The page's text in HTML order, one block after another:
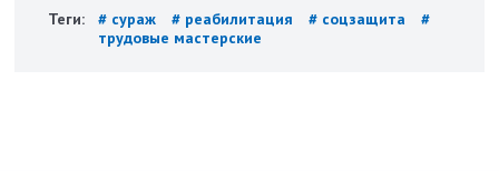
Теги: # сураж # реабилитация # соцзащита
#
трудовые мастерские